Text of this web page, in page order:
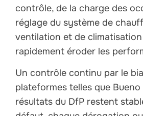
contrôle, de la charge des
réglage du système de
ventilation et de
rapidement éroder les
Un contrôle continu par le
plateformes telles que
résultats du DfP restent